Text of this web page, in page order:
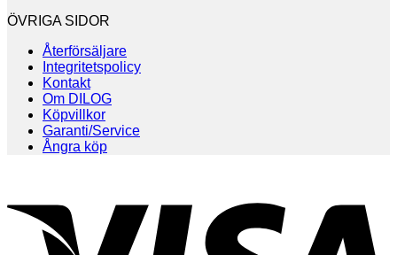
ÖVRIGA SIDOR
Återförsäljare
Integritetspolicy
Kontakt
Om DILOG
Köpvillkor
Garanti/Service
Ångra köp